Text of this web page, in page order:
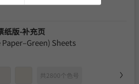
纸版-补充页
Paper–Green) Sheets
共2800个色号